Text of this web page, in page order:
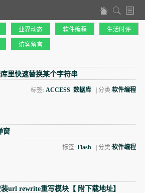
业界动态 软件编程 生活时评
访客留言
里快速替换某个字符串
标签:ACCESS 数据库 | 分类:软件编程
窗
标签:Flash | 分类:软件编程
url rewrite重写模块【 附下载地址】